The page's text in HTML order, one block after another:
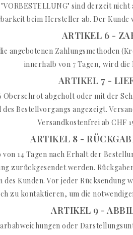
sind derzeit
beim Hersteller ab. Der
ARTIKEL 6 -
angebotenen Zahlungsmethoden
innerhalb von 7 Tagen, wird
ARTIKEL 7 -
Oberschrot abgeholt oder mit der
Bestellvorgangs angezeigt.
Versandkostenfrei ab CHF
ARTIKEL 8 -
von 14 Tagen nach Erhalt der
zurückgesendet werden.
des Kunden. Vor jeder
zu kontaktieren, um die
ARTIKEL 9 -
oder